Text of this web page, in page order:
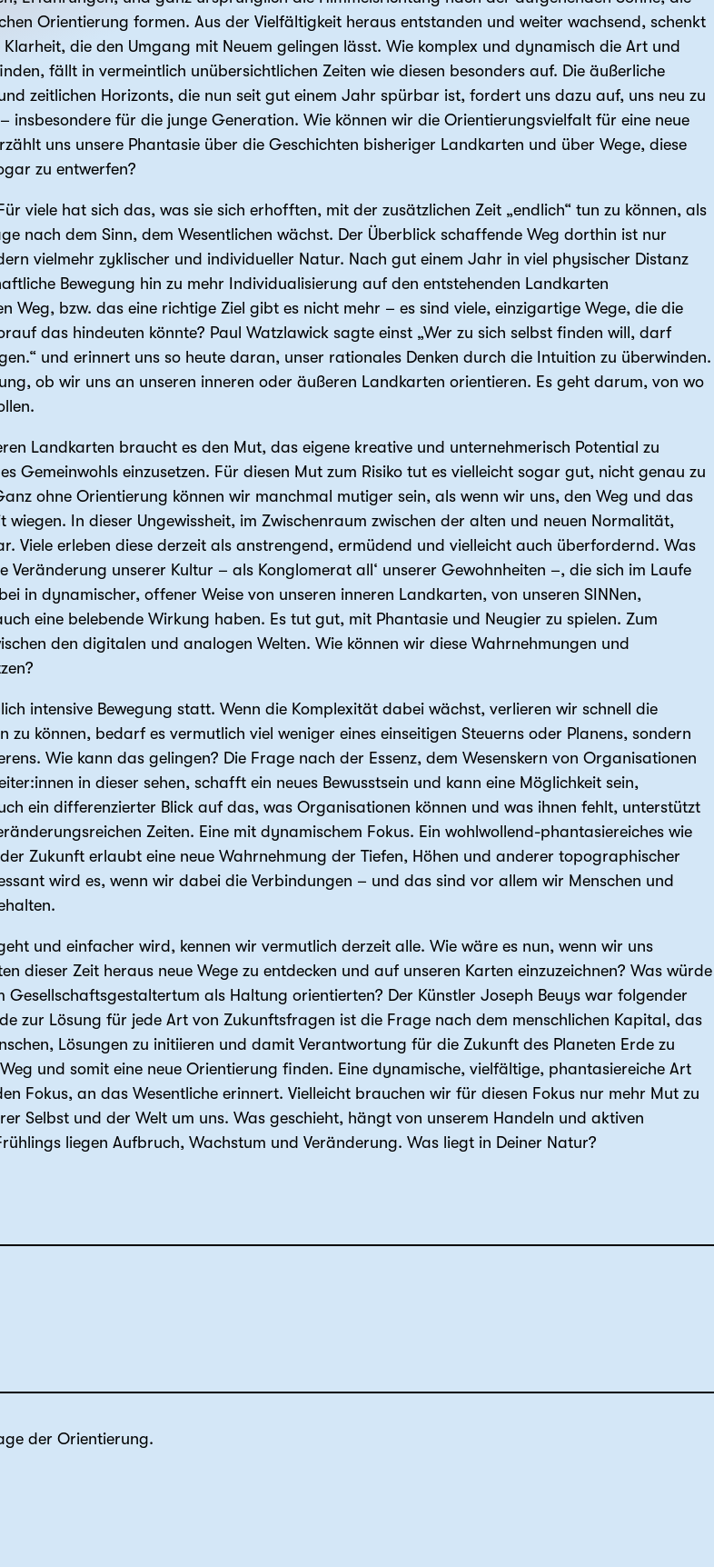
Orientierung formen. Aus der Vielfältigkeit heraus entstanden und weiter wachsend, schenkt
die den Umgang mit Neuem gelingen lässt. Wie komplex und dynamisch die Art und
fällt in vermeintlich unübersichtlichen Zeiten wie diesen besonders auf. Die äußerliche
zeitlichen Horizonts, die nun seit gut einem Jahr spürbar ist, fordert uns dazu auf, uns neu zu
insbesondere für die junge Generation. Wie können wir die Orientierungsvielfalt für eine neue
uns unsere Phantasie über die Geschichten bisheriger Landkarten und über Wege, diese
zu entwerfen?
viele hat sich das, was sie sich erhofften, mit der zusätzlichen Zeit „endlich“ tun zu können, als
nach dem Sinn, dem Wesentlichen wächst. Der Überblick schaffende Weg dorthin ist nur
vielmehr zyklischer und individueller Natur. Nach gut einem Jahr in viel physischer Distanz
Bewegung hin zu mehr Individualisierung auf den entstehenden Landkarten
Weg, bzw. das eine richtige Ziel gibt es nicht mehr – es sind viele, einzigartige Wege, die die
das hindeuten könnte? Paul Watzlawick sagte einst „Wer zu sich selbst finden will, darf
und erinnert uns so heute daran, unser rationales Denken durch die Intuition zu überwinden.
ob wir uns an unseren inneren oder äußeren Landkarten orientieren. Es geht darum, von wo
Landkarten braucht es den Mut, das eigene kreative und unternehmerisch Potential zu
Gemeinwohls einzusetzen. Für diesen Mut zum Risiko tut es vielleicht sogar gut, nicht genau zu
ohne Orientierung können wir manchmal mutiger sein, als wenn wir uns, den Weg und das
wiegen. In dieser Ungewissheit, im Zwischenraum zwischen der alten und neuen Normalität,
Viele erleben diese derzeit als anstrengend, ermüdend und vielleicht auch überfordernd. Was
Veränderung unserer Kultur – als Konglomerat all‘ unserer Gewohnheiten –, die sich im Laufe
in dynamischer, offener Weise von unseren inneren Landkarten, von unseren SINNen,
eine belebende Wirkung haben. Es tut gut, mit Phantasie und Neugier zu spielen. Zum
den digitalen und analogen Welten. Wie können wir diese Wahrnehmungen und
intensive Bewegung statt. Wenn die Komplexität dabei wächst, verlieren wir schnell die
zu können, bedarf es vermutlich viel weniger eines einseitigen Steuerns oder Planens, sondern
Wie kann das gelingen? Die Frage nach der Essenz, dem Wesenskern von Organisationen
in dieser sehen, schafft ein neues Bewusstsein und kann eine Möglichkeit sein,
ein differenzierter Blick auf das, was Organisationen können und was ihnen fehlt, unterstützt
Zeiten. Eine mit dynamischem Fokus. Ein wohlwollend-phantasiereiches wie
Zukunft erlaubt eine neue Wahrnehmung der Tiefen, Höhen und anderer topographischer
wird es, wenn wir dabei die Verbindungen – und das sind vor allem wir Menschen und
und einfacher wird, kennen wir vermutlich derzeit alle. Wie wäre es nun, wenn wir uns
dieser Zeit heraus neue Wege zu entdecken und auf unseren Karten einzuzeichnen? Was würde
Gesellschaftsgestaltertum als Haltung orientierten? Der Künstler Joseph Beuys war folgender
zur Lösung für jede Art von Zukunftsfragen ist die Frage nach dem menschlichen Kapital, das
Lösungen zu initiieren und damit Verantwortung für die Zukunft des Planeten Erde zu
und somit eine neue Orientierung finden. Eine dynamische, vielfältige, phantasiereiche Art
Fokus, an das Wesentliche erinnert. Vielleicht brauchen wir für diesen Fokus nur mehr Mut zu
Selbst und der Welt um uns. Was geschieht, hängt von unserem Handeln und aktiven
liegen Aufbruch, Wachstum und Veränderung. Was liegt in Deiner Natur?
der Orientierung.